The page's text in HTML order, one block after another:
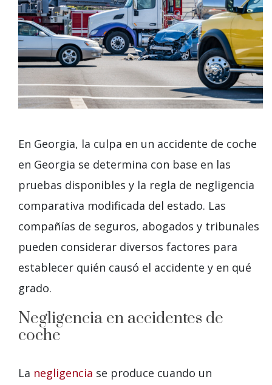
En Georgia, la culpa en un accidente de coche
en Georgia se determina con base en las
pruebas disponibles y la regla de negligencia
comparativa modificada del estado. Las
compañías de seguros, abogados y tribunales
pueden considerar diversos factores para
establecer quién causó el accidente y en qué
grado.
Negligencia en accidentes de
coche
La negligencia se produce cuando un